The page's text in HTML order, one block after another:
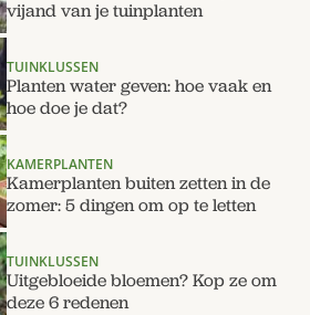
vijand van je tuinplanten
TUINKLUSSEN
Planten water geven: hoe vaak en
hoe doe je dat?
KAMERPLANTEN
Kamerplanten buiten zetten in de
zomer: 5 dingen om op te letten
TUINKLUSSEN
Uitgebloeide bloemen? Kop ze om
deze 6 redenen